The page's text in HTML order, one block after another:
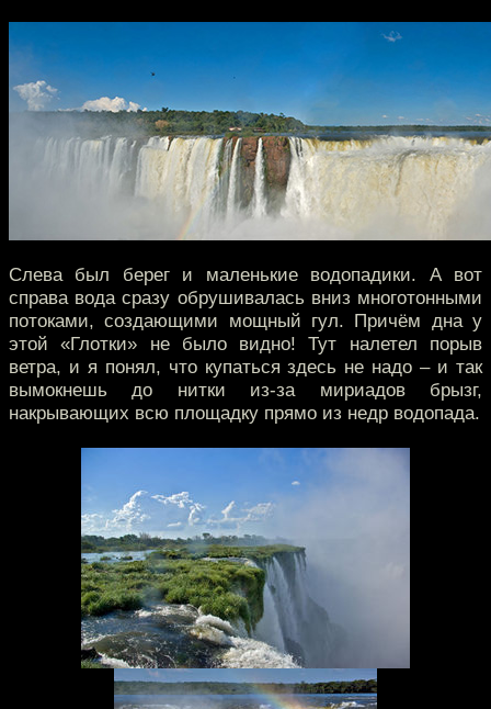
Слева был берег и маленькие водопадики. А вот
справа вода сразу обрушивалась вниз многотонными
потоками, создающими мощный гул. Причём дна у
этой «Глотки» не было видно! Тут налетел порыв
ветра, и я понял, что купаться здесь не надо – и так
вымокнешь до нитки из-за мириадов брызг,
накрывающих всю площадку прямо из недр водопада.